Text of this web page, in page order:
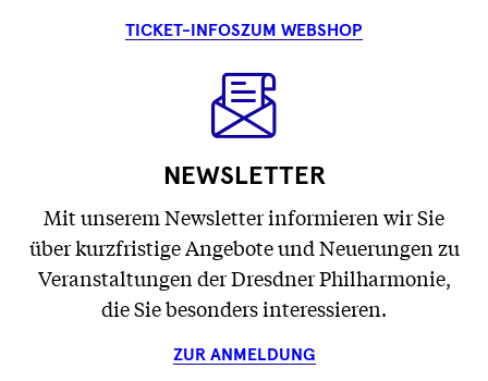
TICKET-INFOSZUM WEBSHOP
NEWSLETTER
Mit unserem Newsletter informieren wir Sie
über kurzfristige Angebote und Neuerungen zu
Veranstaltungen der Dresdner Philharmonie,
die Sie besonders interessieren.
ZUR ANMELDUNG